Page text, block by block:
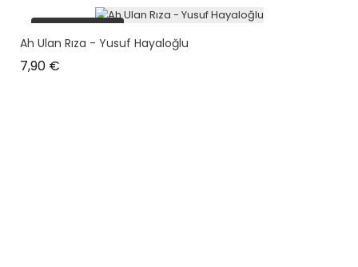
plus en stock
Ah Ulan Rıza - Yusuf Hayaloğlu
7,90 €